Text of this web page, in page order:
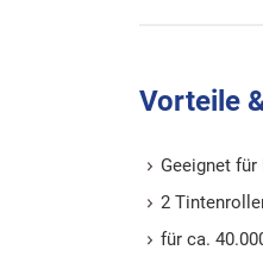
Vorteile
Geeignet
2
für ca.